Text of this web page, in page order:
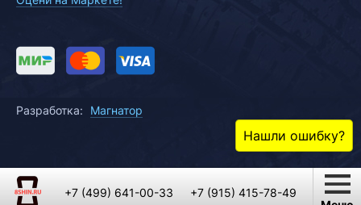
Разработка: Магнатор
+7 (499) 641-00-33
+7 (915) 415-78-49
Нашли ошибку?